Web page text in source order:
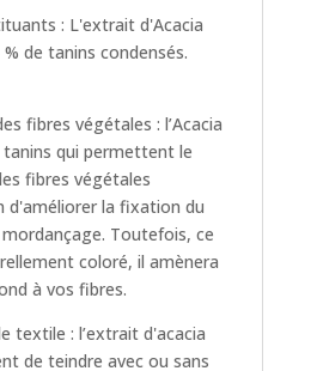
: L'extrait d'Acacia
de tanins condensés.
fibres végétales : l’Acacia
qui permettent le
fibres végétales
d'améliorer la fixation du
Toutefois, ce
coloré, il amènera
à vos fibres.
textile : l’extrait d'acacia
de teindre avec ou sans